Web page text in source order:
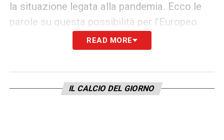
la situazione legata alla pandemia. Ecco le
parole su questa possibilità per l’Europeo.
«Se l’Europeo non dovesse essere giocato a
READ MORE
IL CALCIO DEL GIORNO